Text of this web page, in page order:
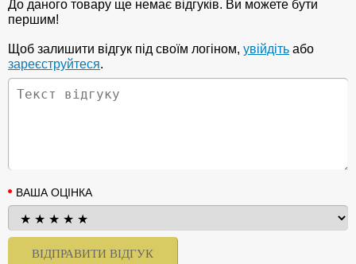
До даного товару ще немає відгуків. Ви можете бути
першим!
Щоб залишити відгук під своїм логіном, увійдіть або
зареєструйтеся.
ВАША ОЦІНКА